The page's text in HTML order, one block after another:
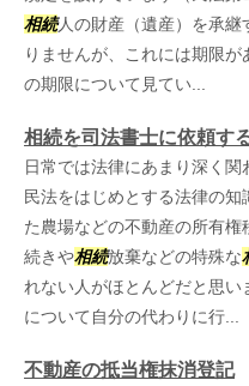
相続人の財産（遺産）を承継
りませんが、これには期限
の期限について見てい...
相続を司法書士に依頼す
日常では法律にあまり深く
民法をはじめとする法律の知
た農場などの不動産の所有
続きや相続放棄などの特殊な
れない人がほとんどだと思
について自分の代わりに行...
不動産の抵当権抹消登記